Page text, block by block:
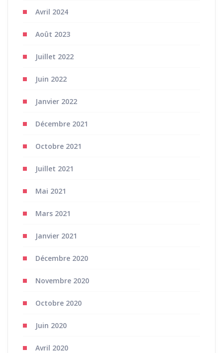
Avril 2024
Août 2023
Juillet 2022
Juin 2022
Janvier 2022
Décembre 2021
Octobre 2021
Juillet 2021
Mai 2021
Mars 2021
Janvier 2021
Décembre 2020
Novembre 2020
Octobre 2020
Juin 2020
Avril 2020